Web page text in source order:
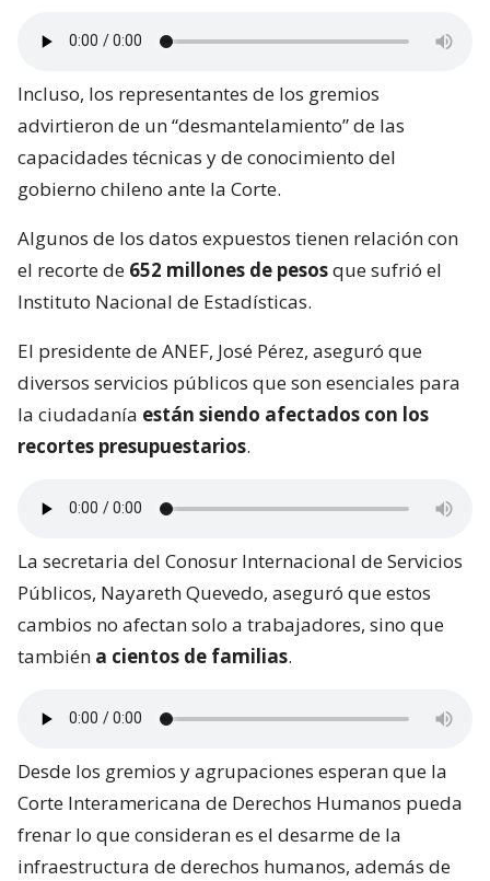
Incluso, los representantes de los gremios
advirtieron de un “desmantelamiento” de las
capacidades técnicas y de conocimiento del
gobierno chileno ante la Corte.
Algunos de los datos expuestos tienen relación con
el recorte de 652 millones de pesosque sufrió el
Instituto Nacional de Estadísticas.
El presidente de ANEF, José Pérez, aseguró que
diversos servicios públicos que son esenciales para
la ciudadanía están siendo afectados con los
recortes presupuestarios.
La secretaria del Conosur Internacional de Servicios
Públicos, Nayareth Quevedo, aseguró que estos
cambios no afectan solo a trabajadores, sino que
también a cientos de familias.
Desde los gremios y agrupaciones esperan que la
Corte Interamericana de Derechos Humanos pueda
frenar lo que consideran es el desarme de la
infraestructura de derechos humanos, además de